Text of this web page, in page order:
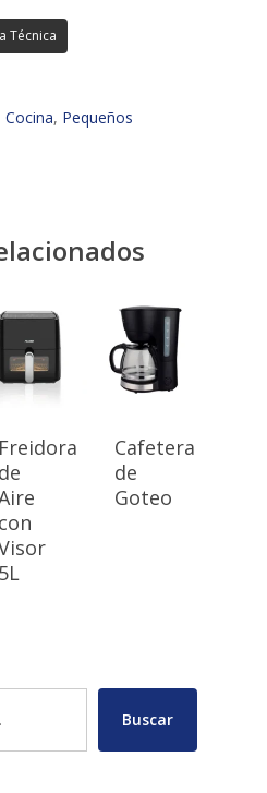
Técnica
Cocina, Pequeños
Freidora
de
con
5L
Cafetera
de
Goteo
Buscar